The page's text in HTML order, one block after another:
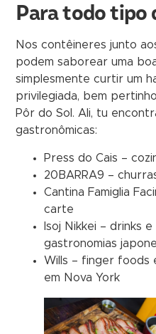
Para todo tipo
Nos contêineres junto
podem saborear uma
simplesmente curtir um
privilegiada, bem
Pôr do Sol. Ali, tu
gastronômicas:
Press do Cais –
20BARRA9 –
Cantina Famiglia
carte
Isoj Nikkei – drinks
gastronomias
Wills – finger foods
em Nova York